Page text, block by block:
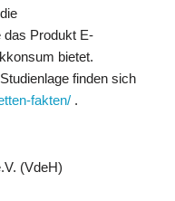
das Produkt E-
bietet.
finden sich
fakten/.
(VdeH)